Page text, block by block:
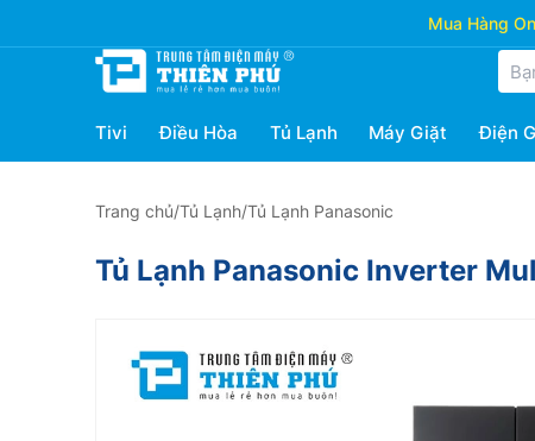
Mua Hàng
Tivi Điều Hòa Tủ Lạnh Máy Giặt Điện
Trang chủ/Tủ Lạnh/Tủ Lạnh Panasonic
Tủ Lạnh Panasonic Inverter